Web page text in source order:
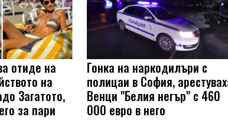
отиде на
на
Загатото,
за пари
Гонка на наркодилъри с
полицаи в София,
Венци "Белия негър" с 460
000 евро в него